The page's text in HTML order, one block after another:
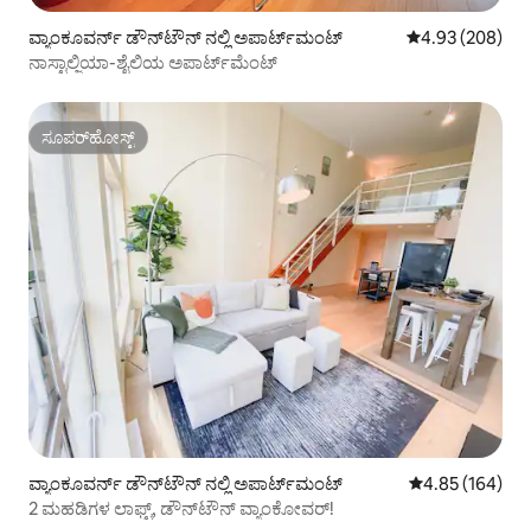
ವ್ಯಾಂಕೂವರ್ನ್ ಡೌನ್‌ಟೌನ್ ನಲ್ಲಿ ಅಪಾರ್ಟ್‌ಮಂಟ್ 5 ರಲ್ಲಿ 4.93
4.93 (208)
ನಾಸ್ಟಾಲ್ಜಿಯಾ-ಶೈಲಿಯ ಅಪಾರ್ಟ್‌ಮೆಂಟ್
ಸೂಪರ್‌ಹೋಸ್ಟ್
ಸೂಪರ್‌ಹೋಸ್ಟ್
ವ್ಯಾಂಕೂವರ್ನ್ ಡೌನ್‌ಟೌನ್ ನಲ್ಲಿ ಅಪಾರ್ಟ್‌ಮಂಟ್ 5 ರಲ್ಲಿ 4.85
4.85 (164)
2 ಮಹಡಿಗಳ ಲಾಫ್ಟ್, ಡೌನ್‌ಟೌನ್ ವ್ಯಾಂಕೋವರ್!